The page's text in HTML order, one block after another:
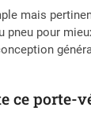
mais
pour
ce porte-